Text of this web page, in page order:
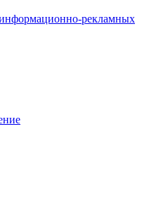
рекламных